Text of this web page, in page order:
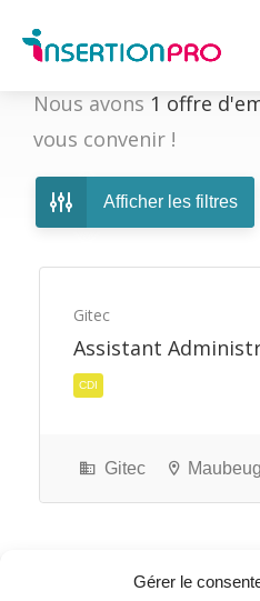
Gérer le
Nous avons 1 offre
vous convenir !
Afficher les filtres
Gitec
Assistant
Gitec